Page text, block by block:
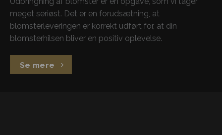
meget seriøst. Det er en forudsætning, at
blomsterleveringen er korrekt udført for, at din
blomsterhilsen bliver en positiv oplevelse.
Se mere